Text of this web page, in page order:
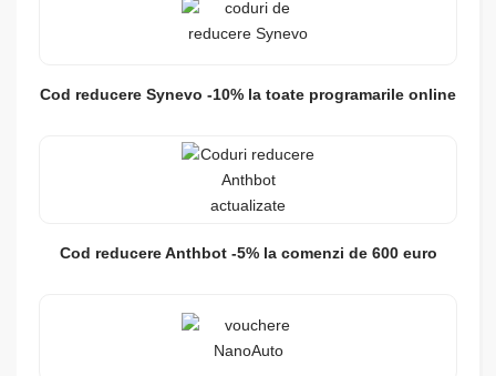
Cod reducere Synevo -10% la toate programarile online
Cod reducere Anthbot -5% la comenzi de 600 euro